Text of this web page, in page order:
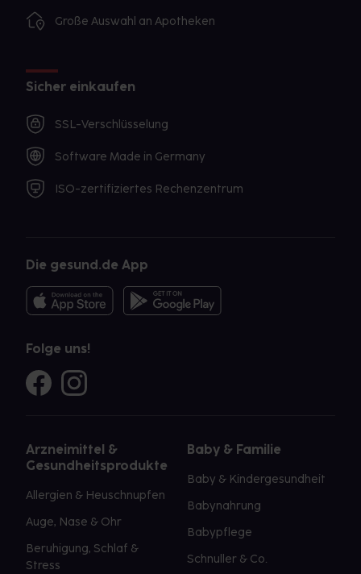
Große Auswahl an Apotheken
Sicher einkaufen
SSL-Verschlüsselung
Software Made in Germany
ISO-zertifiziertes Rechenzentrum
Die gesund.de App
Folge uns!
Arzneimittel &
Gesundheitsprodukte
Allergien & Heuschnupfen
Auge, Nase & Ohr
Beruhigung, Schlaf &
Stress
Baby & Familie
Baby & Kindergesundheit
Babynahrung
Babypflege
Schnuller & Co.